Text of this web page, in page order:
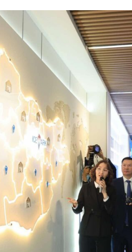
SUBSCRIBE NOW